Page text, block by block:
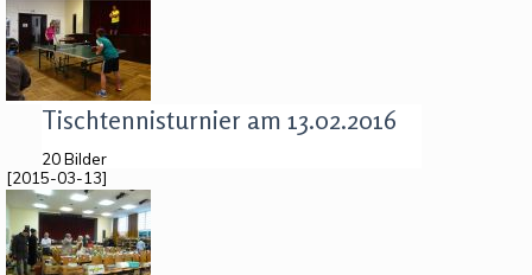
Tischtennisturnier am 13.02.2016
20 Bilder
[2015-03-13]